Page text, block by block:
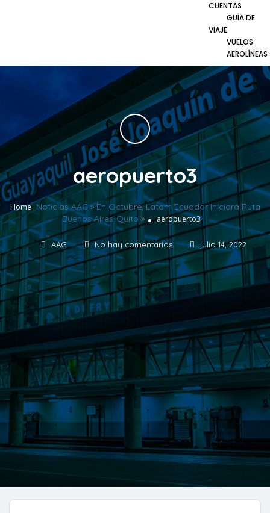
CUENTAS
GUÍA DE
VIAJE
VUELOS
AEROLÍNEAS
aeropuerto3
Home Noticias AAG»En Octubre, Latam Ecuador Iniciará Ruta
Buenos Aires-Quito » aeropuerto3
AAG No hay comentarios julio 14, 2022